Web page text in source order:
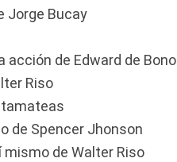
Jorge Bucay
acción de Edward de Bono
Riso
de Spencer Jhonson
de Walter Riso